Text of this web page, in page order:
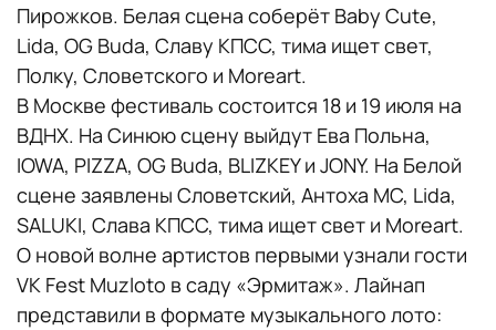
Пирожков. Белая сцена соберёт Baby Cute,
Lida, OG Buda, Славу КПСС, тима ищет свет,
Полку, Словетского и Moreart.
В Москве фестиваль состоится 18 и 19 июля на
ВДНХ. На Синюю сцену выйдут Ева Польна,
IOWA, PIZZA, OG Buda, BLIZKEY и JONY. На Белой
сцене заявлены Словетский, Антоха МС, Lida,
SALUKI, Слава КПСС, тима ищет свет и Moreart.
О новой волне артистов первыми узнали гости
VK Fest Muzloto в саду «Эрмитаж». Лайнап
представили в формате музыкального лото: